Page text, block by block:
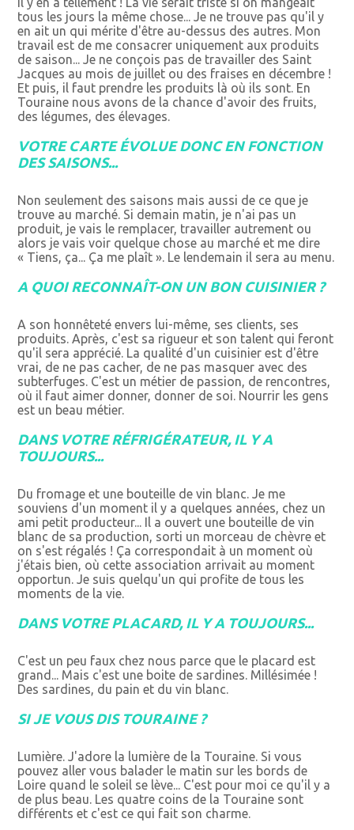
tous les jours la même chose... Je ne trouve pas qu'il y
en ait un qui mérite d'être au-dessus des autres. Mon
travail est de me consacrer uniquement aux produits
de saison... Je ne conçois pas de travailler des Saint
Jacques au mois de juillet ou des fraises en décembre !
Et puis, il faut prendre les produits là où ils sont. En
Touraine nous avons de la chance d'avoir des fruits,
des légumes, des élevages.
VOTRE CARTE ÉVOLUE DONC EN FONCTION
DES SAISONS...
Non seulement des saisons mais aussi de ce que je
trouve au marché. Si demain matin, je n'ai pas un
produit, je vais le remplacer, travailler autrement ou
alors je vais voir quelque chose au marché et me dire
« Tiens, ça... Ça me plaît ». Le lendemain il sera au menu.
A QUOI RECONNAÎT-ON UN BON CUISINIER ?
A son honnêteté envers lui-même, ses clients, ses
produits. Après, c'est sa rigueur et son talent qui feront
qu'il sera apprécié. La qualité d'un cuisinier est d'être
vrai, de ne pas cacher, de ne pas masquer avec des
subterfuges. C'est un métier de passion, de rencontres,
où il faut aimer donner, donner de soi. Nourrir les gens
est un beau métier.
DANS VOTRE RÉFRIGÉRATEUR, IL Y A
TOUJOURS...
Du fromage et une bouteille de vin blanc. Je me
souviens d'un moment il y a quelques années, chez un
ami petit producteur... Il a ouvert une bouteille de vin
blanc de sa production, sorti un morceau de chèvre et
on s'est régalés ! Ça correspondait à un moment où
j'étais bien, où cette association arrivait au moment
opportun. Je suis quelqu'un qui profite de tous les
moments de la vie.
DANS VOTRE PLACARD, IL Y A TOUJOURS...
C'est un peu faux chez nous parce que le placard est
grand... Mais c'est une boite de sardines. Millésimée !
Des sardines, du pain et du vin blanc.
SI JE VOUS DIS TOURAINE ?
Lumière. J'adore la lumière de la Touraine. Si vous
pouvez aller vous balader le matin sur les bords de
Loire quand le soleil se lève... C'est pour moi ce qu'il y a
de plus beau. Les quatre coins de la Touraine sont
différents et c'est ce qui fait son charme.